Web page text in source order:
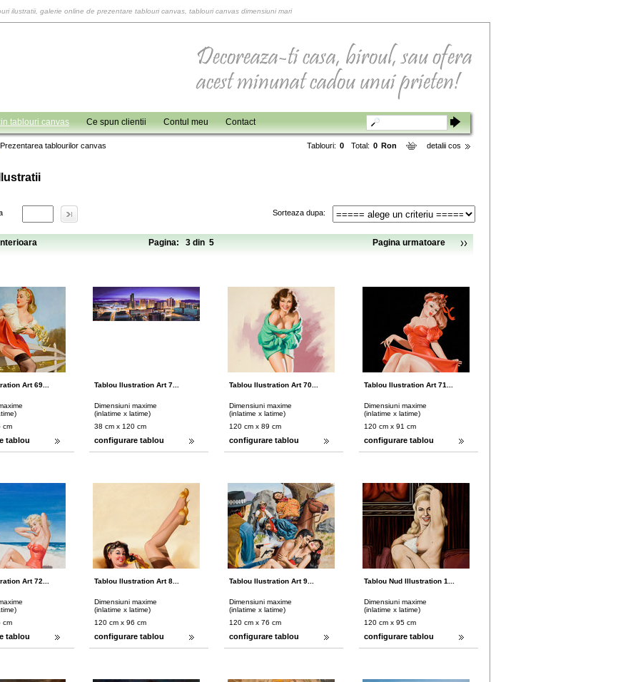
ilustratii, galerie online de prezentare tablouri canvas, tablouri canvas dimensiuni mari
tablouri canvas Ce spun clientii Contul meu Contact
Prezentarea tablourilor canvas detalii cos
Tablouri: 0 Total: 0 Ron
Sorteaza dupa:
Pagina: 3 din 5 Pagina urmatoare
Art 69...
cm
tablou
Tablou Ilustration Art 7...
Dimensiuni maxime
(inlatime x latime)
38 cm x 120 cm
configurare tablou
Tablou Ilustration Art 70...
Dimensiuni maxime
(inlatime x latime)
120 cm x 89 cm
configurare tablou
Tablou Ilustration Art 71...
Dimensiuni maxime
(inlatime x latime)
120 cm x 91 cm
configurare tablou
Art 72...
cm
tablou
Tablou Ilustration Art 8...
Dimensiuni maxime
(inlatime x latime)
120 cm x 96 cm
configurare tablou
Tablou Ilustration Art 9...
Dimensiuni maxime
(inlatime x latime)
120 cm x 76 cm
configurare tablou
Tablou Nud Illustration 1...
Dimensiuni maxime
(inlatime x latime)
120 cm x 95 cm
configurare tablou